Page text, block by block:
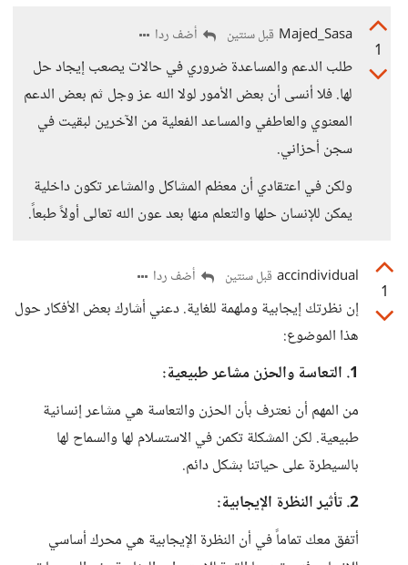
1
Majed_Sasa قبل سنتين أضف ردا
طلب الدعم والمساعدة ضروري في حالات يصعب إيجاد حل
لها. فلا أنسى أن بعض الأمور لولا الله عز وجل ثم بعض الدعم
المعنوي والعاطفي والمساعد الفعلية من الآخرين لبقيت في
سجن أحزاني.
ولكن في اعتقادي أن معظم المشاكل والمشاعر تكون داخلية
يمكن للإنسان حلها والتعلم منها بعد عون الله تعالى أولاً طبعاً.
1
accindividual قبل سنتين أضف ردا
إن نظرتك إيجابية وملهمة للغاية. دعني أشارك بعض الأفكار حول
هذا الموضوع:
1. التعاسة والحزن مشاعر طبيعية:
من المهم أن نعترف بأن الحزن والتعاسة هي مشاعر إنسانية
طبيعية. لكن المشكلة تكمن في الاستسلام لها والسماح لها
بالسيطرة على حياتنا بشكل دائم.
2. تأثير النظرة الإيجابية:
أتفق معك تماماً في أن النظرة الإيجابية هي محرك أساسي